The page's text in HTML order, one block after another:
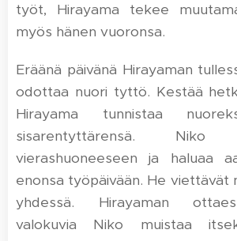
työt, Hirayama tekee
myös hänen vuoronsa.
Eräänä päivänä Hirayaman
odottaa nuori tyttö. Kestää
Hirayama tunnistaa
sisarentyttärensä.
vierashuoneeseen ja haluaa
enonsa työpäivään. He viettävät
yhdessä. Hirayaman
valokuvia Niko muistaa